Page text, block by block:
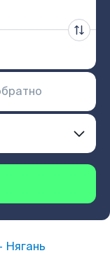
Нягань